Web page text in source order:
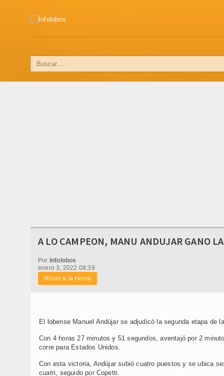
A LO CAMPEON, MANU ANDUJAR GANO
Por Infolobos
enero 3, 2022 08:39
Volver a la Home
El lobense Manuel Andújar se adjudicó la segunda etapa
Con 4 horas 27 minutos y 51 segundos, aventajó por 2
corre para Estados Unidos.
Con esta victoria, Andújar subió cuatro puestos y se ubica
cuatri, seguido por Copetti.